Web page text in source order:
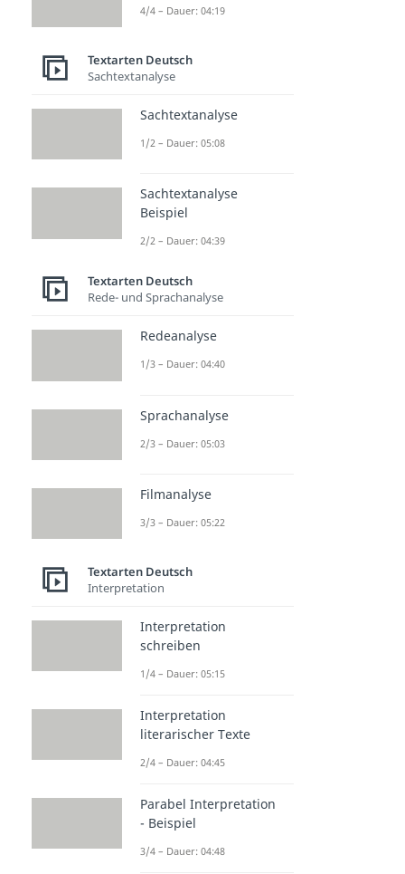
4/4 – Dauer: 04:19
Textarten Deutsch
Sachtextanalyse
Sachtextanalyse
1/2 – Dauer: 05:08
Sachtextanalyse
Beispiel
2/2 – Dauer: 04:39
Textarten Deutsch
Rede- und Sprachanalyse
Redeanalyse
1/3 – Dauer: 04:40
Sprachanalyse
2/3 – Dauer: 05:03
Filmanalyse
3/3 – Dauer: 05:22
Textarten Deutsch
Interpretation
Interpretation
schreiben
1/4 – Dauer: 05:15
Interpretation
literarischer Texte
2/4 – Dauer: 04:45
Parabel Interpretation
- Beispiel
3/4 – Dauer: 04:48